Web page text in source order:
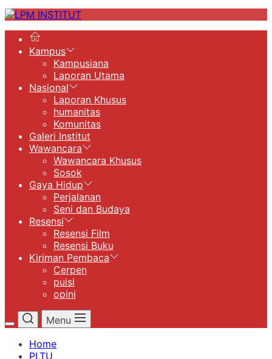
LPM
Kampus
Kampusiana
Laporan Utama
Nasional
Laporan Khusus
humanitas
Komunitas
Galeri Institut
Wawancara
Wawancara Khusus
Sosok
Gaya Hidup
Perjalanan
Seni dan Budaya
Resensi
Resensi Film
Resensi Buku
Kiriman Pembaca
Cerpen
puisi
opini
Menu
Home
PLTU